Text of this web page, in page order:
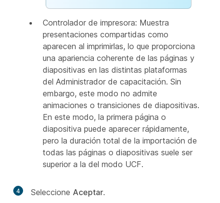
Controlador de impresora: Muestra
presentaciones compartidas como
aparecen al imprimirlas, lo que proporciona
una apariencia coherente de las páginas y
diapositivas en las distintas plataformas
del Administrador de capacitación. Sin
embargo, este modo no admite
animaciones o transiciones de diapositivas.
En este modo, la primera página o
diapositiva puede aparecer rápidamente,
pero la duración total de la importación de
todas las páginas o diapositivas suele ser
superior a la del modo UCF.
4 Seleccione Aceptar.